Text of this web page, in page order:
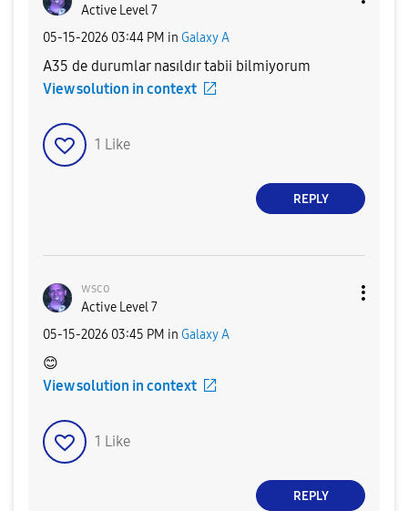
Active Level 7
‎05-15-2026 03:44 PM in Galaxy A
A35 de durumlar nasıldır tabii bilmiyorum
View solution in context
1 Like
REPLY
wsco
Active Level 7
‎05-15-2026 03:45 PM in Galaxy A
😊
View solution in context
1 Like
REPLY